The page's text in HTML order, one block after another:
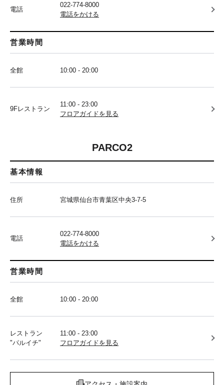
電話
022-774-8000
電話をかける
営業時間
全館 10:00 - 20:00
9Fレストラン
11:00 - 23:00
フロアガイドを見る
PARCO2
基本情報
住所 宮城県仙台市青葉区中央3-7-5
電話
022-774-8000
電話をかける
営業時間
全館 10:00 - 20:00
レストラン
"パルイチ"
11:00 - 23:00
フロアガイドを見る